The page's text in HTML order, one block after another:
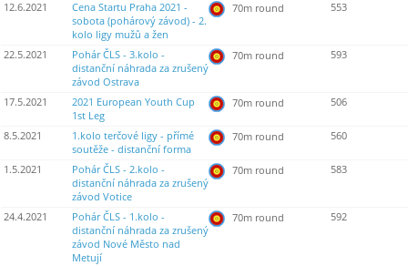
12.6.2021
Cena Startu Praha 2021 -
sobota (pohárový závod) - 2.
kolo ligy mužů a žen
70m round 553
22.5.2021
Pohár ČLS - 3.kolo -
distanční náhrada za zrušený
závod Ostrava
70m round 593
17.5.2021
2021 European Youth Cup
1st Leg
70m round 506
8.5.2021
1.kolo terčové ligy - přímé
soutěže - distanční forma
70m round 560
1.5.2021
Pohár ČLS - 2.kolo -
distanční náhrada za zrušený
závod Votice
70m round 583
24.4.2021
Pohár ČLS - 1.kolo -
distanční náhrada za zrušený
závod Nové Město nad
Metují
70m round 592